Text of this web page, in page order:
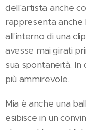
dell'artista anche
rappresenta anche
all'interno di una
avesse mai girati
sua spontaneità.
più ammirevole.
Mia è anche una
esibisce in un